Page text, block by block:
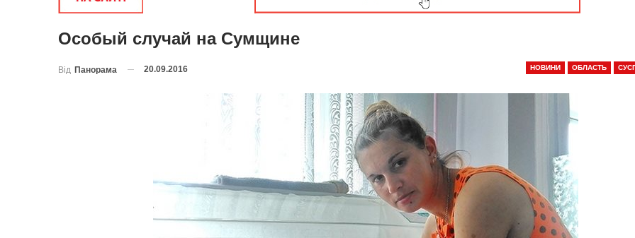
Особый случай на Сумщине
НОВИНИ ОБЛАСТЬ
Від Панорама 20.09.2016